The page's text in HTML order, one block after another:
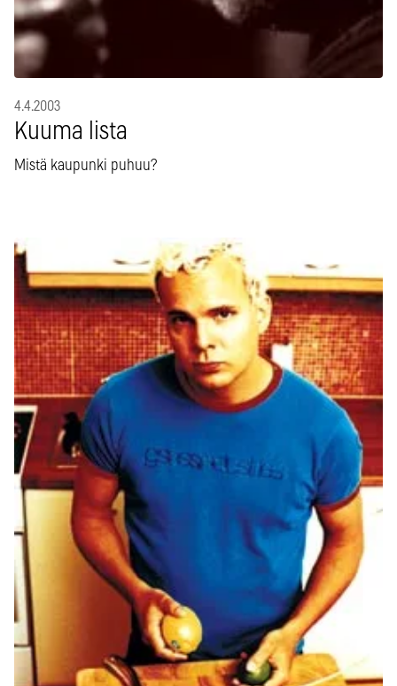
4.4.2003
Kuuma lista
Mistä kaupunki puhuu?